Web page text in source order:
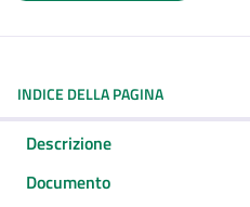
INDICE DELLA PAGINA
Descrizione
Documento